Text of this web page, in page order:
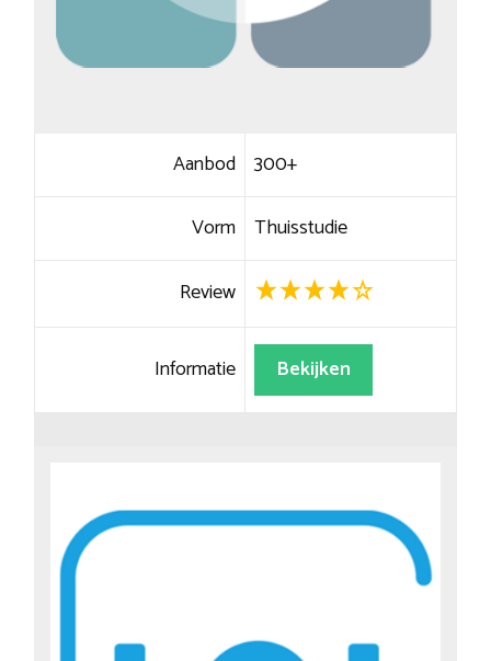
Aanbod 300+
Vorm Thuisstudie
Review
Informatie Bekijken